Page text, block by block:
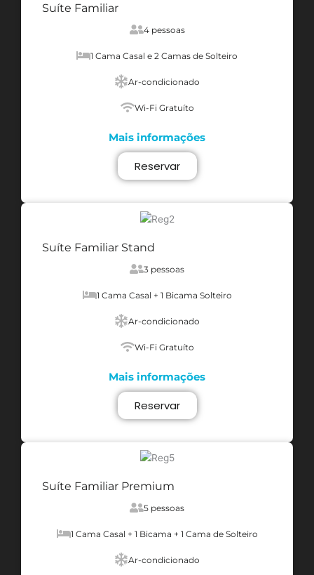
Suíte Familiar
4 pessoas
1 Cama Casal e 2 Camas de Solteiro
Ar-condicionado
Wi-Fi Gratuíto
Mais informações
Reservar
Suíte Familiar Stand
3 pessoas
1 Cama Casal + 1 Bicama Solteiro
Ar-condicionado
Wi-Fi Gratuíto
Mais informações
Reservar
Suíte Familiar Premium
5 pessoas
1 Cama Casal + 1 Bicama + 1 Cama de Solteiro
Ar-condicionado